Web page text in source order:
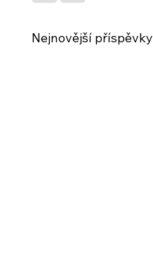
Nejnovější příspěvky